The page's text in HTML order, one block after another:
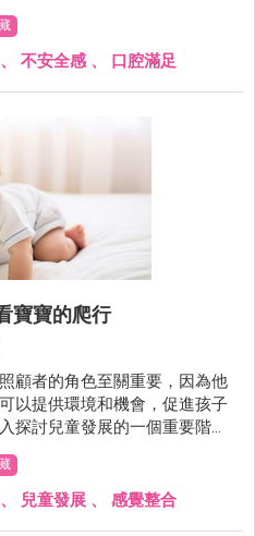
、 不安全感 、 口腔滿足
寶寶的爬行
顧者的角色至關重要，因為他
以提供環境和機會，促進孩子
探討兒童發展的一個重要階
行過程中的生理和感覺發展，
行對孩子的成長至關重要。父
到有關如何支持和促進寶寶爬
兒童發展 、 感覺整合